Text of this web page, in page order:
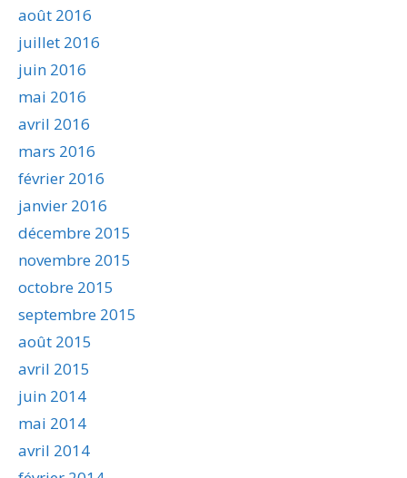
août 2016
juillet 2016
juin 2016
mai 2016
avril 2016
mars 2016
février 2016
janvier 2016
décembre 2015
novembre 2015
octobre 2015
septembre 2015
août 2015
avril 2015
juin 2014
mai 2014
avril 2014